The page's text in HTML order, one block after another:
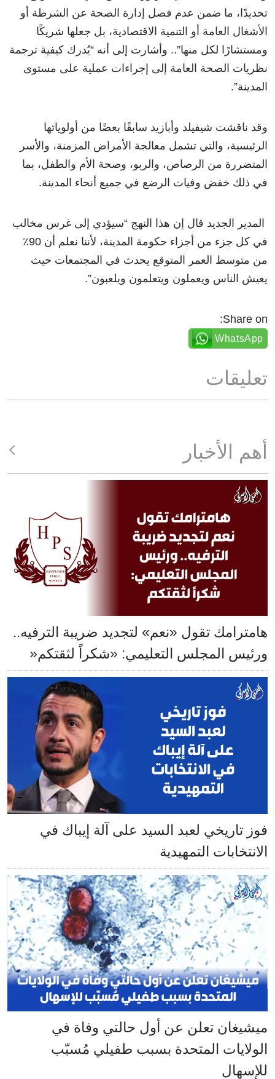
تحديدًا، ما ضمن عدم فصل إدارة الصحة عن الشرطة أو
الأشغال العامة أو التنمية الاقتصادية، بل جعلها شريكًا
ومستشارًا لكل منها”.. وأشارت إلى أنه “يُدرك كيفية ترجمة
نظريات الصحة العامة إلى إجراءات عملية على مستوى
المدينة”.
وقد ناقشت شيفيلد وأبازيد سابقًا بعضًا من أولوياتها
الرئيسية، والتي تشمل معالجة الأمراض المزمنة، والأسر
المتضررة من الرصاص، والربو، وصحة الأم والطفل، بما
في ذلك خفض وفيات الرضع في جميع أنحاء المدينة.
المدير الجديد قال إن هذا النهج “سيؤدي إلى غرس مخالب
في كل جزء من أجزاء حكومة المدينة، لأننا نعلم أن 90٪
من متوسط ​​العمر المتوقع يحدث في المجتمعات حيث
يعيش الناس ويعملون ويتعلمون ويلعبون”.
Share on:
WhatsApp
تعليقات
أهم الأخبار
هامترامك تقول «نعم» لتجديد ضريبة الترفيه..
ورئيس المجلس التعليمي: «شكراً لثقتكم«
فوز تاريخي لعبد السيد على آلة إيباك في
الانتخابات التمهيدية
ميشيغان تعلن عن أول حالتي وفاة في
الولايات المتحدة بسبب طفيلي مُسبّب
للإسهال